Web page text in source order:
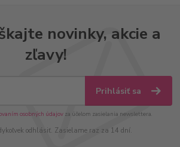
novinky, akcie a
zľavy!
Prihlásiť sa
osobných údajov za účelom zasielania newslettera.
odhlásiť. Zasielame raz za 14 dní.